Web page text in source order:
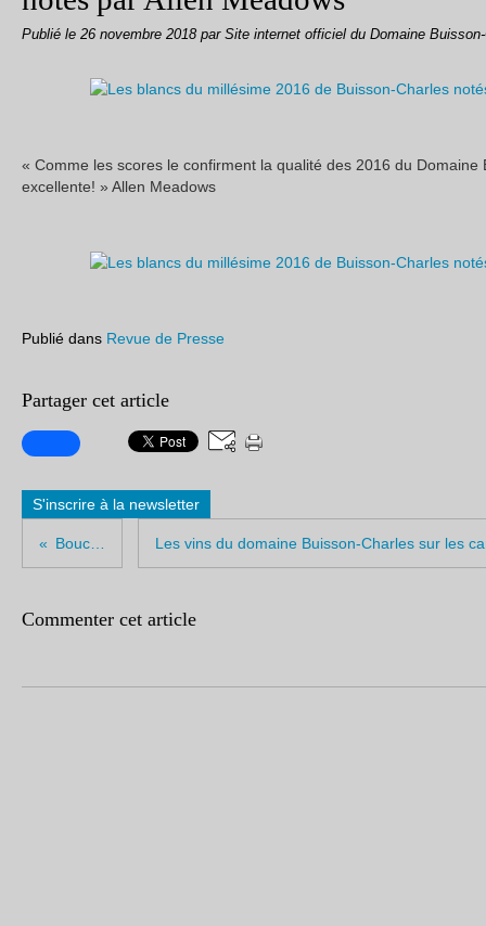
Publié le 26 novembre 2018 par Site internet officiel du Domaine
« Comme les scores le confirment la qualité des 2016 du Domaine
excellente! » Allen Meadows
Publié dans Revue de Presse
Partager cet article
S'inscrire à la newsletter
Commenter cet article